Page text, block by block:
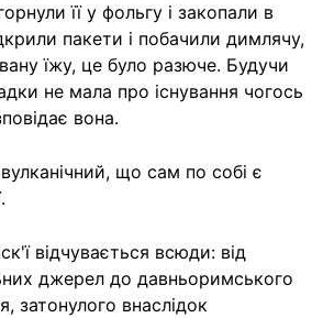
її у фольгу і закопали в
пакети і побачили димлячу,
їжу, це було разюче. Будучи
не мала про існування чогось
вона.
що сам по собі є
відчувається всюди: від
джерел до давньоримського
затонулого внаслідок